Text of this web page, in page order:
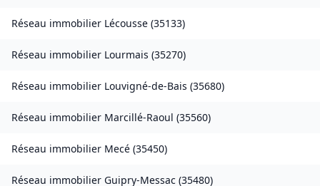
Réseau immobilier Lécousse (35133)
Réseau immobilier Lourmais (35270)
Réseau immobilier Louvigné-de-Bais (35680)
Réseau immobilier Marcillé-Raoul (35560)
Réseau immobilier Mecé (35450)
Réseau immobilier Guipry-Messac (35480)